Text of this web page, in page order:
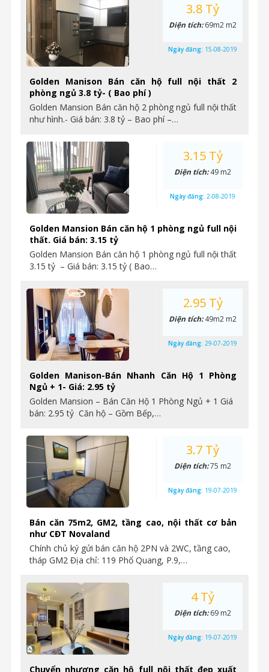
Golden Manison Bán căn hộ full nội thất 2
phòng ngủ 3.8 tỷ- ( Bao phí )
Golden Mansion Bán căn hộ 2 phòng ngủ full nội thất
như hình.- Giá bán: 3.8 tỷ – Bao phí –…
3.8 Tỷ
Diện tích:69m2 m2
Ngày đăng: 15-08-2019
Golden Mansion Bán căn hộ 1 phòng ngủ full nội
thất. Giá bán: 3.15 tỷ
Golden Mansion Bán căn hộ 1 phòng ngủ full nội thất
3.15 tỷ – Giá bán: 3.15 tỷ ( Bao…
3.15 Tỷ
Diện tích:49 m2
Ngày đăng: 2-08-2019
Golden Manison-Bán Nhanh Căn Hộ 1 Phòng
Ngủ + 1- Giá: 2.95 tỷ
Golden Mansion – Bán Căn Hộ 1 Phòng Ngủ + 1 Giá
bán: 2.95 tỷ Căn hộ – Gồm Bếp,…
2.95 Tỷ
Diện tích:49m2 m2
Ngày đăng: 29-07-2019
Bán căn 75m2, GM2, tầng cao, nội thất cơ bản
như CĐT Novaland
Chính chủ ký gửi bán căn hộ 2PN và 2WC, tầng cao,
tháp GM2 Địa chỉ: 119 Phổ Quang, P.9,…
3.7 Tỷ
Diện tích:75 m2
Ngày đăng: 19-07-2019
Chuyển nhượng căn hộ full nội thất đẹp xuất
4 Tỷ
Diện tích:69 m2
Ngày đăng: 19-07-2019